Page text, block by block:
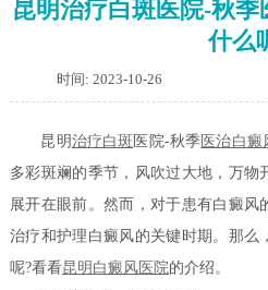
昆明治疗白斑医院-秋
什么
时间: 2023-10-26
昆明治疗白斑 医院-秋季 医治白癜
多彩斑斓的季节，风吹过大地，万物
展开在眼前。然而，对于患有白癜风
治疗和护理白癜风的关键时期。那么
呢?看看昆明白癜风医院的介绍。